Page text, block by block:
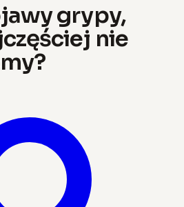
grypy,
nie